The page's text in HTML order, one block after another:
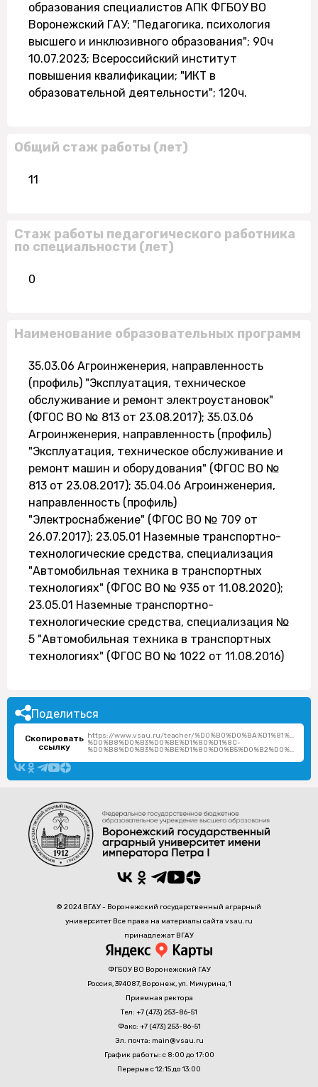
образования специалистов АПК ФГБОУ ВО
Воронежский ГАУ; "Педагогика, психология
высшего и инклюзивного образования"; 90ч
10.07.2023; Всероссийский институт
повышения квалификации; "ИКТ в
образовательной деятельности"; 120ч.
Общий стаж работы (лет)
11
Стаж работы педагогического работника
по специальности (лет)
0
Наименование образовательных программ
35.03.06 Агроинженерия, направленность
(профиль) "Эксплуатация, техническое
обслуживание и ремонт электроустановок"
(ФГОС ВО № 813 от 23.08.2017); 35.03.06
Агроинженерия, направленность (профиль)
"Эксплуатация, техническое обслуживание и
ремонт машин и оборудования" (ФГОС ВО №
813 от 23.08.2017); 35.04.06 Агроинженерия,
направленность (профиль)
"Электроснабжение" (ФГОС ВО № 709 от
26.07.2017); 23.05.01 Наземные транспортно-
технологические средства, специализация
"Автомобильная техника в транспортных
технологиях" (ФГОС ВО № 935 от 11.08.2020);
23.05.01 Наземные транспортно-
технологические средства, специализация №
5 "Автомобильная техника в транспортных
технологиях" (ФГОС ВО № 1022 от 11.08.2016)
Поделиться
Скопировать
ссылку
https://www.vsau.ru/teacher/
%D0%B8%D0%B3%D0%BE%D1%80%D1%8C-
%D0%B8%D0%B3%D0%BE%D1%80%D0%B5%D0%B2%D0%B8%D1%87/
© 2024 ВГАУ - Воронежский государственный аграрный
университет Все права на материалы сайта vsau.ru
принадлежат ВГАУ
ФГБОУ ВО Воронежский ГАУ
Россия, 394087, Воронеж, ул. Мичурина, 1
Приемная ректора
Тел: +7 (473) 253-86-51
Факс: +7 (473) 253-86-51
Эл. почта: main@vsau.ru
График работы: с 8:00 до 17:00
Перерыв с 12:15 до 13:00